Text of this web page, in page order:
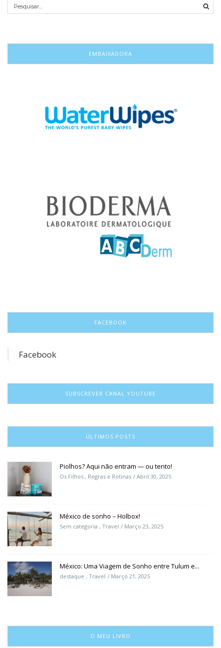
EMBAIXADORA
FACEBOOK
Facebook
SUBSCREVER CANAL YOUTUBE
ÚLTIMOS POSTS
Piolhos? Aqui não entram — ou tento!
Os Filhos , Regras e Rotinas Abril 30, 2025
México de sonho – Holbox!
Sem categoria , Travel Março 23, 2025
México: Uma Viagem de Sonho entre Tulum e...
destaque , Travel Março 21, 2025
O MEU LIVRO